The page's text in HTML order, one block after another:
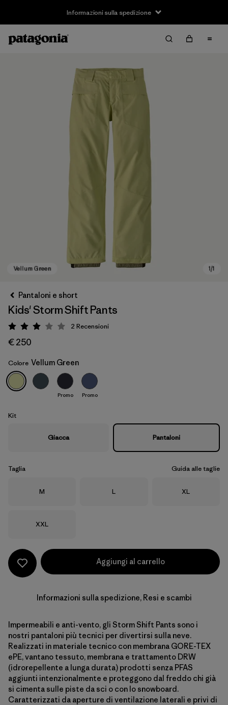
Informazioni sulla spedizione
Vellum Green
Pantaloni e short
Kids' Storm Shift Pants
Valutazione: 3 / 5
2 Recensioni
€ 250
Colore Vellum Green
Promo Promo
Kit
Giacca Pantaloni
Taglia Guida alle taglie
Taglia
M Taglia
L Taglia
XL
Taglia
XXL
Aggiungi al carrello
Informazioni sulla spedizione, Resi e scambi
Impermeabili e anti-vento, gli Storm Shift Pants sono i
nostri pantaloni più tecnici per divertirsi sulla neve.
Realizzati in materiale tecnico con membrana GORE-TEX
ePE, vantano tessuto, membrana e trattamento DRW
(idrorepellente a lunga durata) prodotti senza PFAS
aggiunti intenzionalmente e proteggono dal freddo chi già
si cimenta sulle piste da sci o con lo snowboard.
Caratterizzati da aperture di ventilazione laterali e privi di